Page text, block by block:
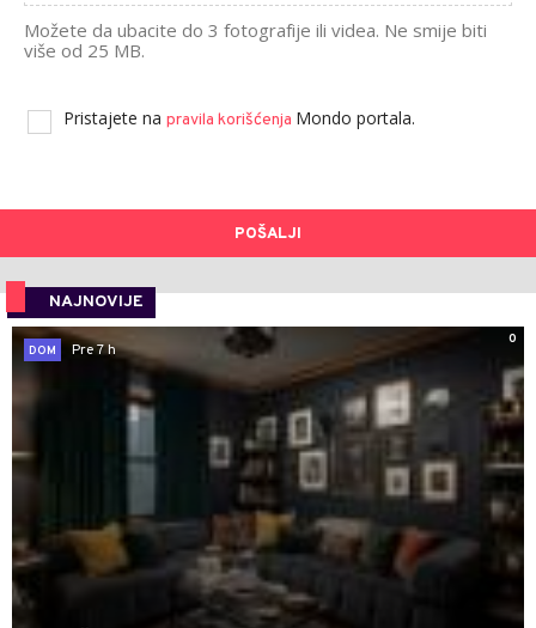
Možete da ubacite do 3 fotografije ili videa. Ne smije biti
više od 25 MB.
Pristajete na pravila korišćenja Mondo portala.
POŠALJI
NAJNOVIJE
0
DOM
Pre 7 h